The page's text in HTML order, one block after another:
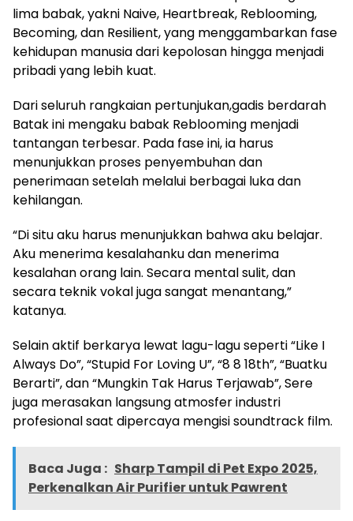
lima babak, yakni Naive, Heartbreak, Reblooming,
Becoming, dan Resilient, yang menggambarkan fase
kehidupan manusia dari kepolosan hingga menjadi
pribadi yang lebih kuat.
Dari seluruh rangkaian pertunjukan,gadis berdarah
Batak ini mengaku babak Reblooming menjadi
tantangan terbesar. Pada fase ini, ia harus
menunjukkan proses penyembuhan dan
penerimaan setelah melalui berbagai luka dan
kehilangan.
“Di situ aku harus menunjukkan bahwa aku belajar.
Aku menerima kesalahanku dan menerima
kesalahan orang lain. Secara mental sulit, dan
secara teknik vokal juga sangat menantang,”
katanya.
Selain aktif berkarya lewat lagu-lagu seperti “Like I
Always Do”, “Stupid For Loving U”, “8 8 18th”, “Buatku
Berarti”, dan “Mungkin Tak Harus Terjawab”, Sere
juga merasakan langsung atmosfer industri
profesional saat dipercaya mengisi soundtrack film.
Baca Juga : Sharp Tampil di Pet Expo 2025,
Perkenalkan Air Purifier untuk Pawrent